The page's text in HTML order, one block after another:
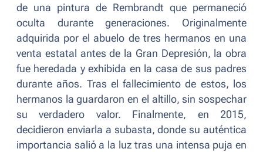
de una pintura de Rembrandt que permaneció
oculta durante generaciones. Originalmente
adquirida por el abuelo de tres hermanos en una
venta estatal antes de la Gran Depresión, la obra
fue heredada y exhibida en la casa de sus padres
durante años. Tras el fallecimiento de estos, los
hermanos la guardaron en el altillo, sin sospechar
su verdadero valor. Finalmente, en 2015,
decidieron enviarla a subasta, donde su auténtica
importancia salió a la luz tras una intensa puja en